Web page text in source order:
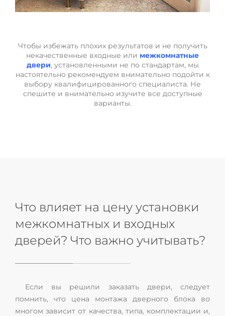
Чтобы избежать плохих результатов и не получить
некачественные входные или межкомнатные
двери, установленными не по стандартам, мы
настоятельно рекомендуем внимательно подойти к
выбору квалифицированного специалиста. Не
спешите и внимательно изучите все доступные
варианты.
Что влияет на цену установки
межкомнатных и входных
дверей? Что важно учитывать?
Если вы решили заказать двери, следует
помнить, что цена монтажа дверного блока во
многом зависит от качества, типа, комплектации и,